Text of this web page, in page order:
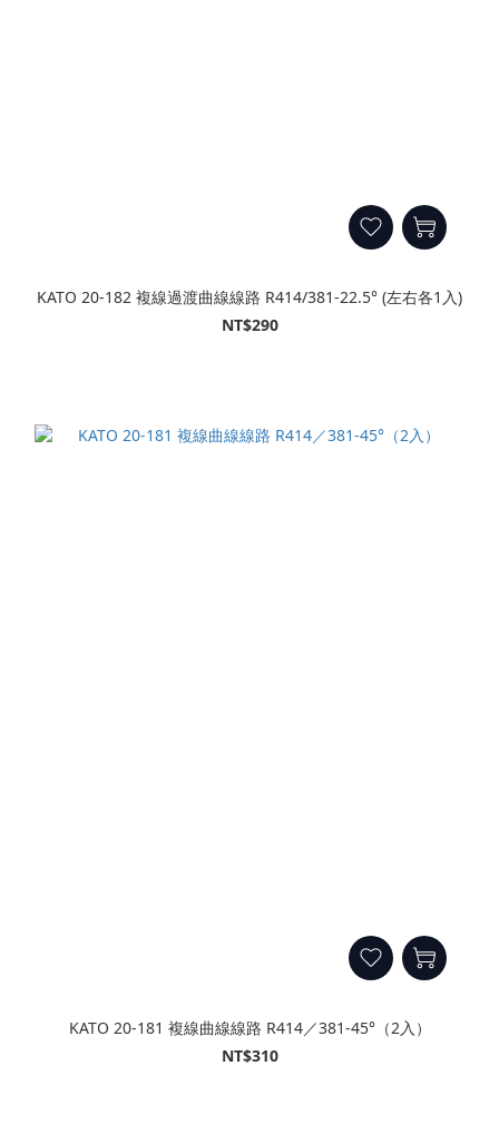
KATO 20-182 複線過渡曲線線路 R414/381-22.5° (左右各1入)
NT$290
KATO 20-181 複線曲線線路 R414／381-45°（2入）
NT$310